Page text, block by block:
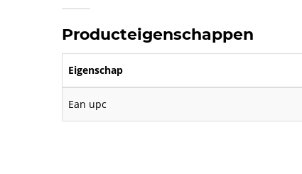
Producteigenschappen
Eigenschap
Ean upc